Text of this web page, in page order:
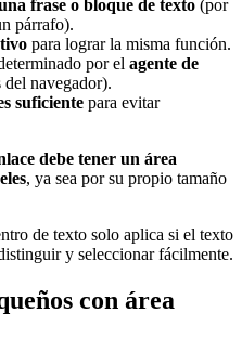
frase o bloque de texto (por
párrafo).
para lograr la misma función.
por el agente de
navegador).
suficiente para evitar
debe tener un área
, ya sea por su propio tamaño
de texto solo aplica si el texto
y seleccionar fácilmente.
con área